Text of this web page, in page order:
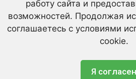
работу сайта и
возможностей. Продолжая
соглашаетесь с условиями
cookie.
Я согласен
Таксономия не найдена.
Политика